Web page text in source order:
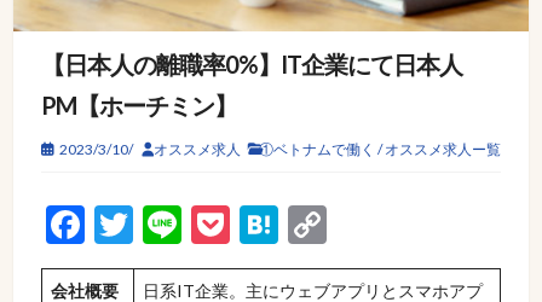
【日本人の離職率0%】IT企業にて日本人
PM【ホーチミン】
2023/3/10/ オススメ求人 ①ベトナムで働く /オススメ求人ー覧
Facebook
Twitter
LinePocketHatena
Copy
Link
会社概要
日系IT企業。主にウェブアプリとスマホアプ